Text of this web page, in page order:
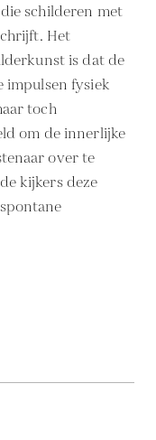
schilderen met
Het
is dat de
impulsen fysiek
toch
om de innerlijke
over te
kijkers deze